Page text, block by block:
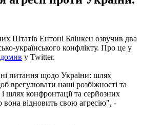
Штатів Ентоні Блінкен озвучив два
українського конфлікту. Про це у
у Twitter.
питання щодо України: шлях
врегулювати наші розбіжності та
шлях конфронтації та серйозних
вона відновить свою агресію", -